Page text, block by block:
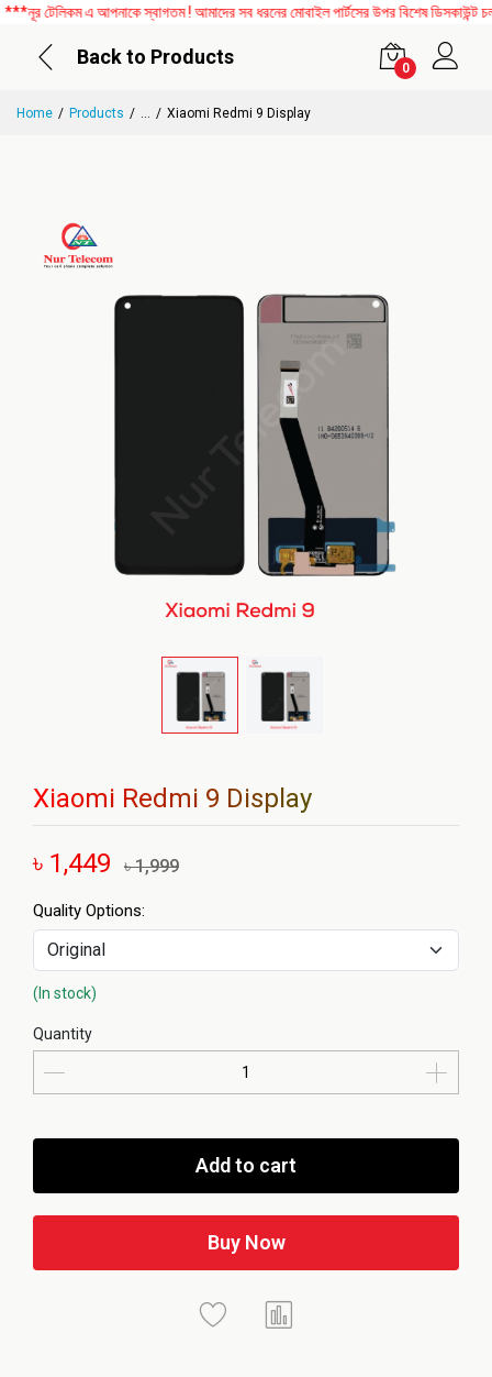
টেলিকম এ আপনাকে স্বাগতম ! আমাদের সব ধরনের মোবাইল পার্টসের উপর বিশেষ ডিসকাউন্ট
Back to Products
0
Home Products ... Xiaomi Redmi 9 Display
Xiaomi Redmi 9 Display
৳ 1,449 ৳ 1,999
Quality Options:
(In stock)
Quantity
Add to cart
Buy Now